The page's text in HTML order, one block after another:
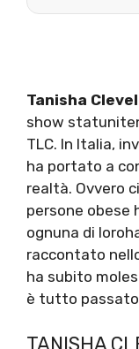
Tanisha
show
TLC. In Italia,
ha portato a
realtà. Ovvero
persone obese
ognuna di
raccontato
ha subito
è tutto
TANISHA